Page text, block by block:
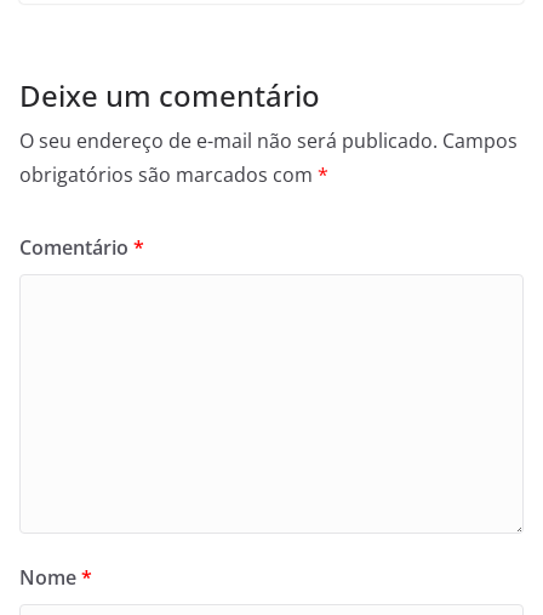
Deixe um comentário
O seu endereço de e-mail não será publicado. Campos
obrigatórios são marcados com *
Comentário *
Nome*